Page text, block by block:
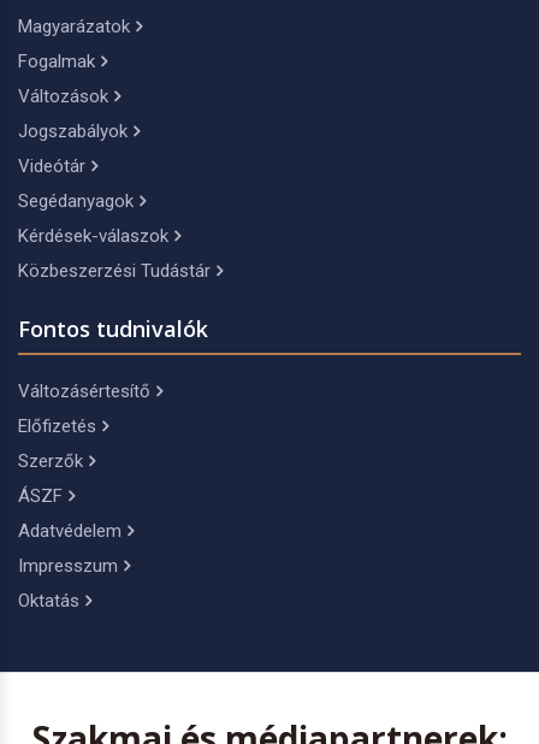
Magyarázatok
Fogalmak
Változások
Jogszabályok
Videótár
Segédanyagok
Kérdések-válaszok
Közbeszerzési Tudástár
Fontos tudnivalók
Változásértesítő
Előfizetés
Szerzők
ÁSZF
Adatvédelem
Impresszum
Oktatás